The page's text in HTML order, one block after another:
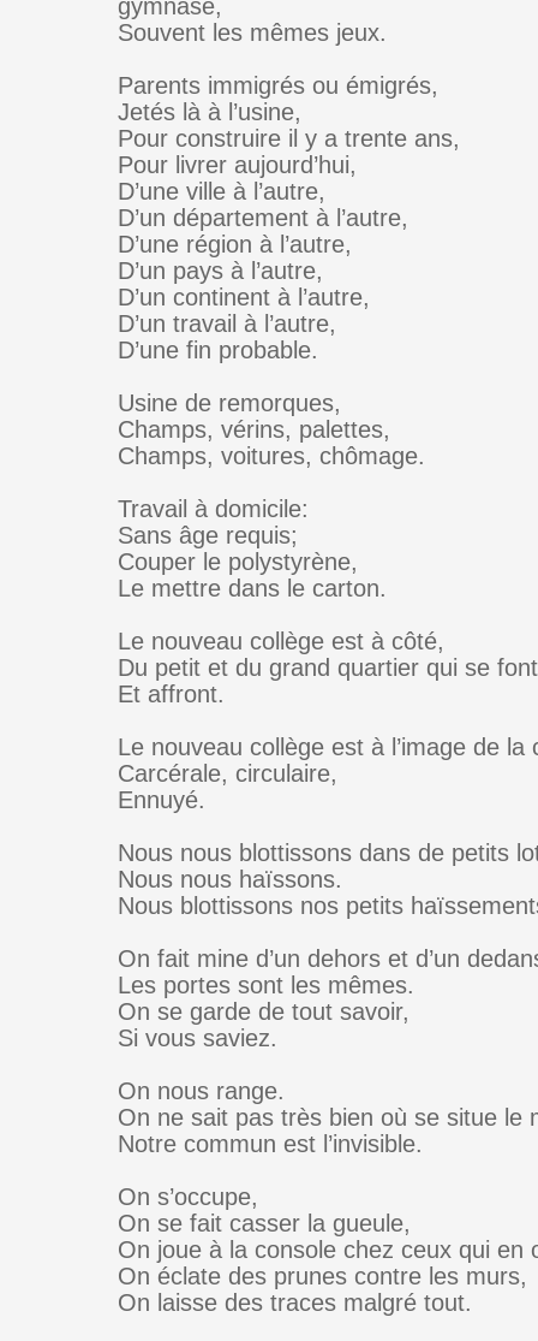
gymnase,
Souvent les mêmes jeux.
Parents immigrés ou émigrés,
Jetés là à l’usine,
Pour construire il y a trente ans,
Pour livrer aujourd’hui,
D’une ville à l’autre,
D’un département à l’autre,
D’une région à l’autre,
D’un pays à l’autre,
D’un continent à l’autre,
D’un travail à l’autre,
D’une fin probable.
Usine de remorques,
Champs, vérins, palettes,
Champs, voitures, chômage.
Travail à domicile:
Sans âge requis;
Couper le polystyrène,
Le mettre dans le carton.
Le nouveau collège est à côté,
Du petit et du grand quartier qui se
Et affront.
Le nouveau collège est à l’image de la
Carcérale, circulaire,
Ennuyé.
Nous nous blottissons dans de petits
Nous nous haïssons.
Nous blottissons nos petits
On fait mine d’un dehors et d’un
Les portes sont les mêmes.
On se garde de tout savoir,
Si vous saviez.
On nous range.
On ne sait pas très bien où se situe le
Notre commun est l’invisible.
On s’occupe,
On se fait casser la gueule,
On joue à la console chez ceux qui en
On éclate des prunes contre les murs,
On laisse des traces malgré tout.